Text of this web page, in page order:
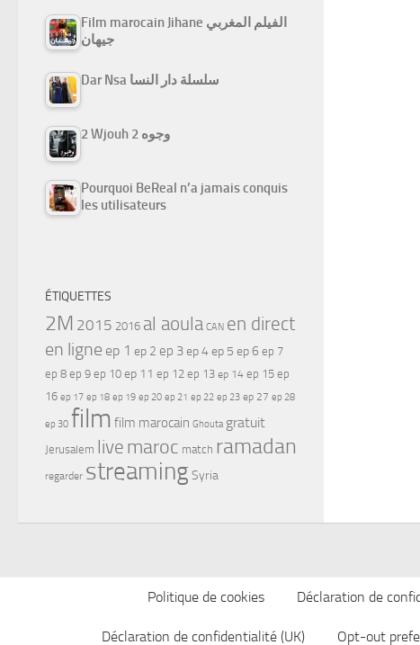
Film marocain Jihane الفيلم المغربي
جيهان
Dar Nsa سلسلة دار النسا
2 Wjouh 2 وجوه
Pourquoi BeReal n’a jamais conquis
les utilisateurs
ÉTIQUETTES
2M 2015 2016 al aoula CAN en direct
en ligne ep 1 ep 2 ep 3ep 4ep 5 ep 6 ep 7
ep 8 ep 9 ep 10 ep 11 ep 12 ep 13 ep 14 ep 15 ep
16 ep 17 ep 18 ep 19 ep 20 ep 21 ep 22 ep 23 ep 27 ep 28
ep 30 film film marocain Ghouta gratuit
Jerusalem live maroc match ramadan
regarder streamingSyria
Politique de cookies Déclaration de
Déclaration de confidentialité (UK) Opt-out